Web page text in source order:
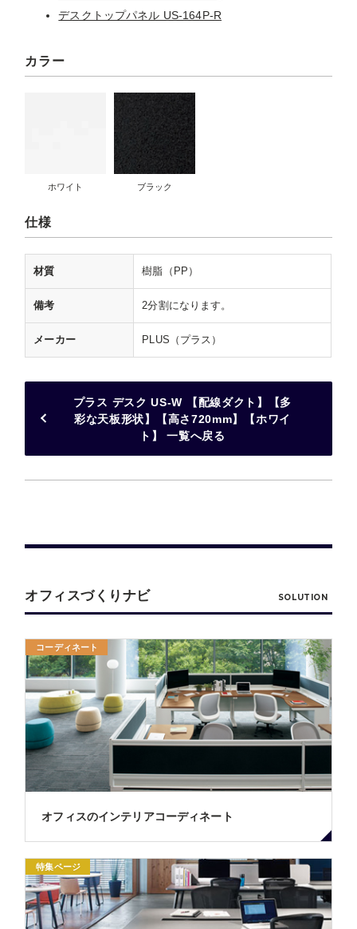
デスクトップパネル US-164P-R
カラー
ホワイト ブラック
仕様
材質 樹脂（PP）
備考 2分割になります。
メーカー PLUS（プラス）
プラス デスク US-W 【配線ダクト】【多
彩な天板形状】【高さ720mm】【ホワイ
ト】 一覧へ戻る
オフィスづくりナビ SOLUTION
コーディネート
オフィスのインテリアコーディネート
特集ページ